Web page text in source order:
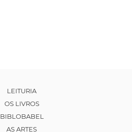
LEITURIA
OS LIVROS
BIBLOBABEL
AS ARTES